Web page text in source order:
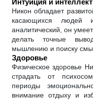
Интуиция и интеллект
Никон обладает
касающихся людей
аналитический, он
делать точные
мышлению и поиску
Здоровье
Физическое здоровье
страдать от
периоды
внимание отдыху и